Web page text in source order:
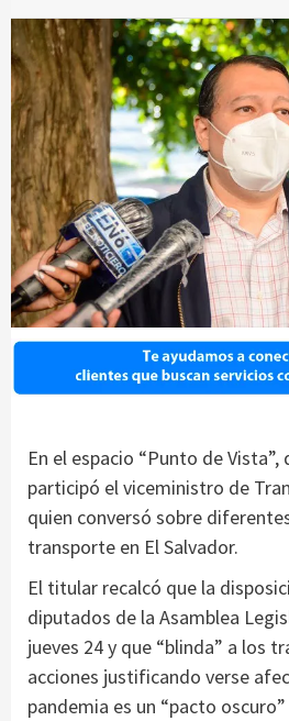
En el espacio “Punto de Vista”,
participó el viceministro de
quien conversó sobre
transporte en El Salvador.
El titular recalcó que la
diputados de la Asamblea
jueves 24 y que “blinda” a los
acciones justificando verse
pandemia es un “pacto